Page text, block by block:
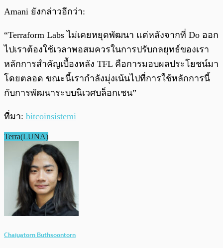
Amani ยังกล่าวอีกว่า:
“Terraform Labs ไม่เคยหยุดพัฒนา แต่หลังจากที่ Do ออก
ไปเราต้องใช้เวลาพอสมควรในการปรับกลยุทธ์ของเรา
หลักการสำคัญเบื้องหลัง TFL คือการมอบผลประโยชน์มา
โดยตลอด ขณะนี้เรากำลังมุ่งเน้นไปที่การใช้หลักการนี้
กับการพัฒนาระบบนิเวศบล็อกเชน”
ที่มา: bitcoinsistemi
Terra(LUNA)
Chaiyatorn Buthsoontorn